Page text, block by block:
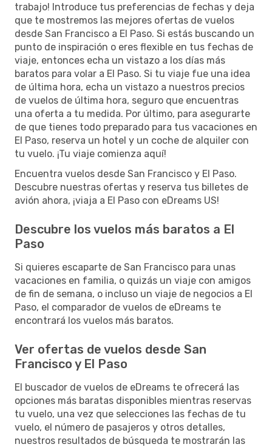
trabajo! Introduce tus preferencias de fechas y deja
que te mostremos las mejores ofertas de vuelos
desde San Francisco a El Paso. Si estás buscando un
punto de inspiración o eres flexible en tus fechas de
viaje, entonces echa un vistazo a los días más
baratos para volar a El Paso. Si tu viaje fue una idea
de última hora, echa un vistazo a nuestros precios
de vuelos de última hora, seguro que encuentras
una oferta a tu medida. Por último, para asegurarte
de que tienes todo preparado para tus vacaciones en
El Paso, reserva un hotel y un coche de alquiler con
tu vuelo. ¡Tu viaje comienza aquí!
Encuentra vuelos desde San Francisco y El Paso.
Descubre nuestras ofertas y reserva tus billetes de
avión ahora, ¡viaja a El Paso con eDreams US!
Descubre los vuelos más baratos a El
Paso
Si quieres escaparte de San Francisco para unas
vacaciones en familia, o quizás un viaje con amigos
de fin de semana, o incluso un viaje de negocios a El
Paso, el comparador de vuelos de eDreams te
encontrará los vuelos más baratos.
Ver ofertas de vuelos desde San
Francisco y El Paso
El buscador de vuelos de eDreams te ofrecerá las
opciones más baratas disponibles mientras reservas
tu vuelo, una vez que selecciones las fechas de tu
vuelo, el número de pasajeros y otros detalles,
nuestros resultados de búsqueda te mostrarán las